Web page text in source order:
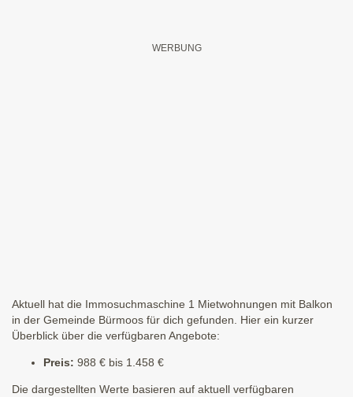
Aktuell hat die Immosuchmaschine 1 Mietwohnungen mit Balkon
in der Gemeinde Bürmoos für dich gefunden. Hier ein kurzer
Überblick über die verfügbaren Angebote:
Preis: 988 € bis 1.458 €
Die dargestellten Werte basieren auf aktuell verfügbaren